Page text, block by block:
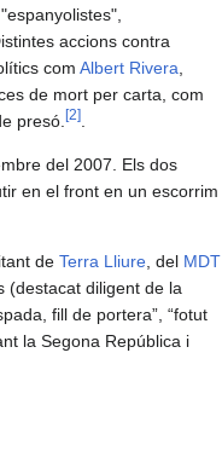
accions contra
com Albert Rivera
de mort per carta, com
presó. [2]
del 2007. Els dos
en el front en un escorrim
de Terra Lliure , del MDT
(destacat diligent de la
fill de portera”, “fotut
la Segona República i